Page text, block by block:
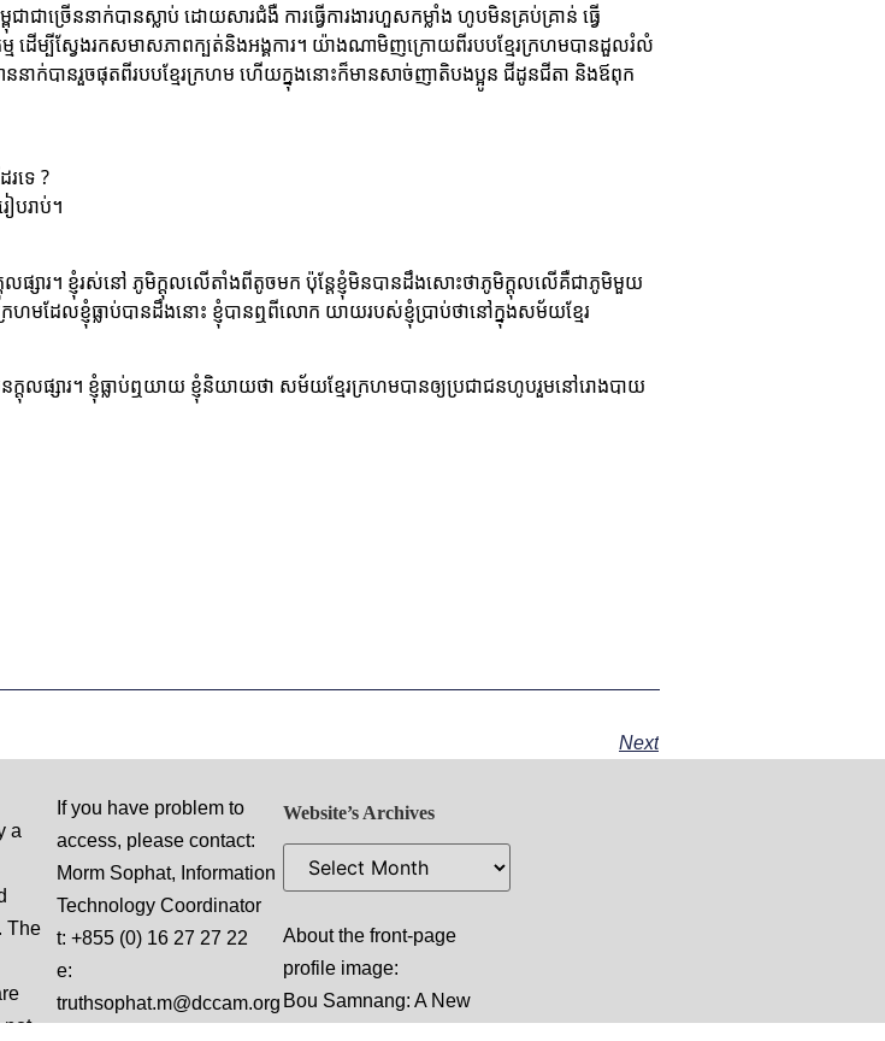
ាជាច្រើននាក់បានស្លាប់ ដោយសារជំងឺ ការធ្វើការងារហួសកម្លាំង ហូបមិនគ្រប់គ្រាន់ ធ្វើ
ម្ម ដើម្បីស្វែងរកសមាសភាពក្បត់និងអង្គការ។ យ៉ាងណាមិញក្រោយពីរបបខ្មែរក្រហមបានដួលរំលំ
ាក់បានរួចផុតពីរបបខ្មែរក្រហម ហើយក្នុងនោះក៏មានសាច់ញាតិបងប្អូន ជីដូនជីតា និងឪពុក
ទេ ?
ៀបរាប់។
ារ។ ខ្ញុំរស់នៅ ភូមិក្ដុលលើតាំងពីតូចមក ប៉ុន្តែខ្ញុំមិនបានដឹងសោះថាភូមិក្ដុលលើគឺជាភូមិមួយ
មដែលខ្ញុំធ្លាប់បានដឹងនោះ ខ្ញុំបានឮពីលោក យាយរបស់ខ្ញុំប្រាប់ថានៅក្នុងសម័យខ្មែរ
សារ។ ខ្ញុំធ្លាប់ឮយាយ ខ្ញុំនិយាយថា សម័យខ្មែរក្រហមបានឲ្យប្រជាជនហូបរួមនៅរោងបាយ
Next
a
The
not
If you have problem to
access, please contact:
Morm Sophat, Information
Technology Coordinator
t: +855 (0) 16 27 27 22
e:
truthsophat.m@dccam.org
Website’s Archives
About the front-page
profile image:
Bou Samnang: A New